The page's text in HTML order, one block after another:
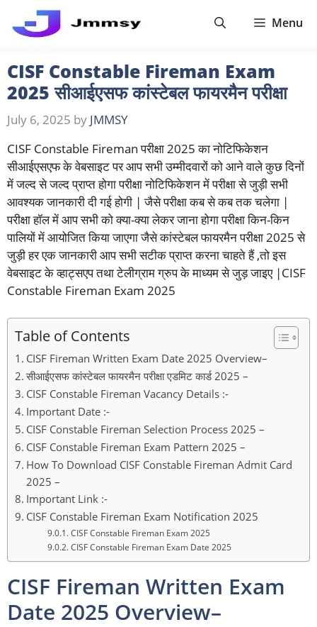
Menu
CISF Constable Fireman Exam
2025 सीआईएसफ कांस्टेबल फायरमैन परीक्षा
July 6, 2025 by JMMSY
CISF Constable Fireman परीक्षा 2025 का नोटिफिकेशन
सीआईएसएफ के वेबसाइट पर आप सभी उम्मीदवारों को आने वाले कुछ दिनों
में जल्द से जल्द प्राप्त होगा परीक्षा नोटिफिकेशन में परीक्षा से जुड़ी सभी
आवश्यक जानकारी दी गई होगी | जैसे परीक्षा कब से कब तक चलेगा |
परीक्षा हॉल में आप सभी को क्या-क्या लेकर जाना होगा परीक्षा किन-किन
पालियों में आयोजित किया जाएगा जैसे कांस्टेबल फायरमैन परीक्षा 2025 से
जुड़ी हर एक जानकारी आप सभी सटीक प्राप्त करना चाहते हैं ,तो इस
वेबसाइट के व्हाट्सएप तथा टेलीग्राम ग्रुप के माध्यम से जुड़ जाइए |CISF
Constable Fireman Exam 2025
Table of Contents
CISF Fireman Written Exam Date 2025 Overview–
सीआईएसफ कांस्टेबल फायरमैन परीक्षा एडमिट कार्ड 2025 –
CISF Constable Fireman Vacancy Details :-
Important Date :-
CISF Constable Fireman Selection Process 2025 –
CISF Constable Fireman Exam Pattern 2025 –
How To Download CISF Constable Fireman Admit Card
2025 –
Important Link :-
CISF Constable Fireman Exam Notification 2025
CISF Constable Fireman Exam 2025
CISF Constable Fireman Exam Date 2025
CISF Fireman Written Exam
Date 2025 Overview–